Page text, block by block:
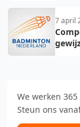
7 april
We werken
Steun ons